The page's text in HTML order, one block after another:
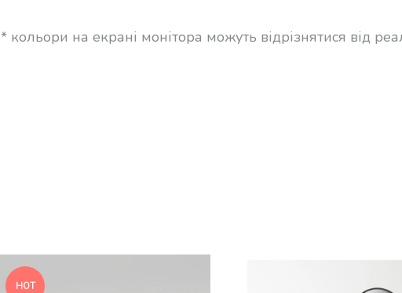
* кольори на екрані монітора можуть відрізнятися від
HOT